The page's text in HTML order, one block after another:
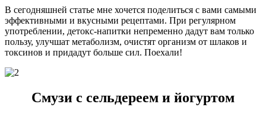
В сегодняшней статье мне хочется поделиться с вами самыми
эффективными и вкусными рецептами. При регулярном
употреблении, детокс-напитки непременно дадут вам только
пользу, улучшат метаболизм, очистят организм от шлаков и
токсинов и придадут больше сил. Поехали!
Смузи с сельдереем и йогуртом